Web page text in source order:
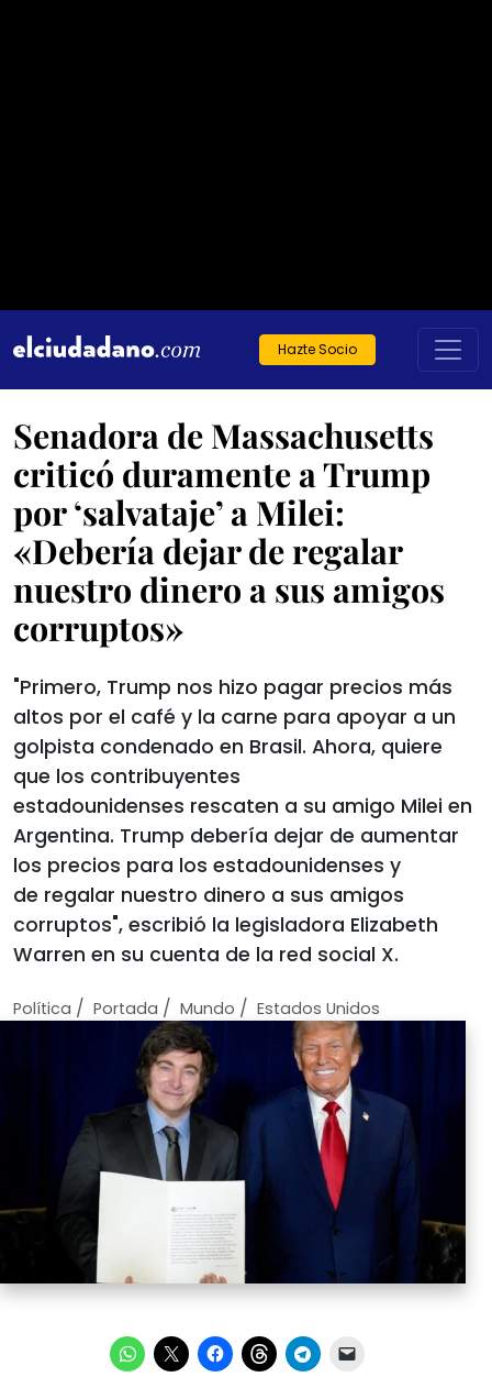
Hazte Socio
Senadora de Massachusetts
criticó duramente a Trump
por ‘salvataje’ a Milei:
«Debería dejar de regalar
nuestro dinero a sus amigos
corruptos»
"Primero, Trump nos hizo pagar precios más
altos por el café y la carne para apoyar a un
golpista condenado en Brasil. Ahora, quiere
que los contribuyentes
estadounidenses rescaten a su amigo Milei en
Argentina. Trump debería dejar de aumentar
los precios para los estadounidenses y
de regalar nuestro dinero a sus amigos
corruptos", escribió la legisladora Elizabeth
Warren en su cuenta de la red social X.
Política / Portada / Mundo / Estados Unidos